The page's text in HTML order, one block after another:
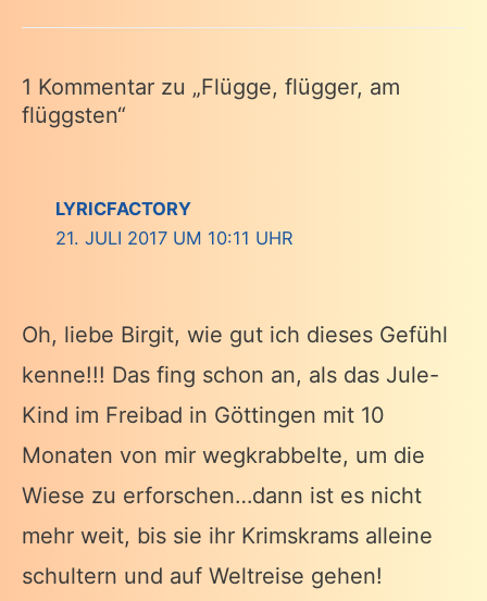
1 Kommentar zu „Flügge, flügger, am
flüggsten“
LYRICFACTORY
21. JULI 2017 UM 10:11 UHR
Oh, liebe Birgit, wie gut ich dieses Gefühl
kenne!!! Das fing schon an, als das Jule-
Kind im Freibad in Göttingen mit 10
Monaten von mir wegkrabbelte, um die
Wiese zu erforschen…dann ist es nicht
mehr weit, bis sie ihr Krimskrams alleine
schultern und auf Weltreise gehen!